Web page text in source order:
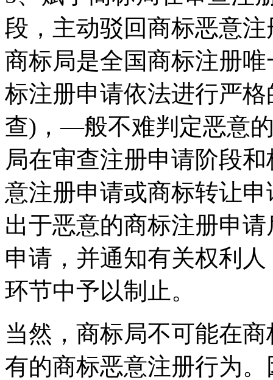
段，主动驳回商标恶意
商标局是全国商标注册
标注册申请依法进行严
查)，—般不难判定恶意
局在审查注册申请阶段
意注册申请或商标转让
出于恶意的商标注册申
申请，并通知有关权利
环节中予以制止。
当然，商标局不可能在
有的商标恶意注册行为